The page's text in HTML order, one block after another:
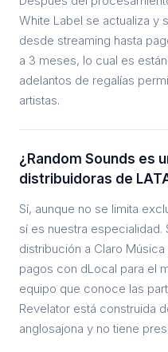
White Label se actualiza y
desde streaming hasta
a 3 meses, lo cual es
adelantos de regalías
artistas.
¿Random Sounds es
distribuidoras de
Sí, aunque no se limita
sí es nuestra especialidad.
distribución a Claro
pagos con dLocal para el
equipo que conoce las
Revelator está construida
anglosajona y no tiene